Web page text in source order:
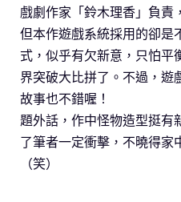
戲劇作家「鈴木理香」負責
但本作遊戲系統採用的卻是
式，似乎有欠新意，只怕平
界突破大比拼了。不過，遊
故事也不錯喔！
題外話，作中怪物造型挺有
了筆者一定衝擊，不曉得家
（笑）